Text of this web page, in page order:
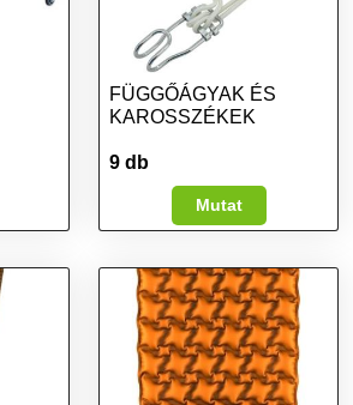
FÜGGŐÁGYAK ÉS
KAROSSZÉKEK
9 db
Mutat